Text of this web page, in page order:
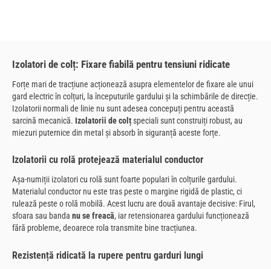
Izolatori de colț: Fixare fiabilă pentru tensiuni ridicate
Forțe mari de tracțiune acționează asupra elementelor de fixare ale unui
gard electric în colțuri, la începuturile gardului și la schimbările de direcție.
Izolatorii normali de linie nu sunt adesea concepuți pentru această
sarcină mecanică. Izolatorii de colțspeciali sunt construiți robust, au
miezuri puternice din metal și absorb în siguranță aceste forțe.
Izolatorii cu rolă protejează materialul conductor
Așa-numiții izolatori cu rolă sunt foarte populari în colțurile gardului.
Materialul conductor nu este tras peste o margine rigidă de plastic, ci
rulează peste o rolă mobilă. Acest lucru are două avantaje decisive: Firul,
sfoara sau banda nu se freacă, iar retensionarea gardului funcționează
fără probleme, deoarece rola transmite bine tracțiunea.
Rezistență ridicată la rupere pentru garduri lungi